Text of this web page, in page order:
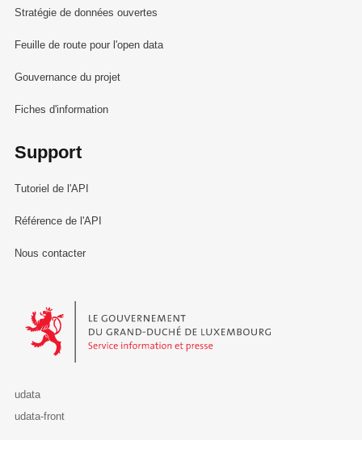
Stratégie de données ouvertes
Feuille de route pour l'open data
Gouvernance du projet
Fiches d'information
Support
Tutoriel de l'API
Référence de l'API
Nous contacter
Le Gouvernement du Grand-Duché de Luxembourg - Service
udata
udata-front